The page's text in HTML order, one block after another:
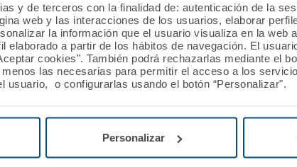
y de terceros con la finalidad de: autenticación de la
web y las interacciones de los usuarios, elaborar
la información que el usuario visualiza en la web
elaborado a partir de los hábitos de navegación. El
cookies". También podrá rechazarlas mediante el
las necesarias para permitir el acceso a los
usuario, o configurarlas usando el botón “Personalizar".
Personalizar
concede
nueve proyectos
edición del Premio
Solidario.
13 febrero 2026
A.M.A. reafirma su
profesionales sanitarios
Jornadas PostMIR del